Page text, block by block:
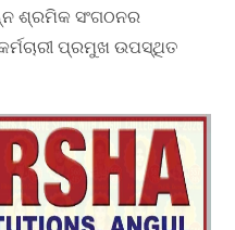
ଶ୍ରମିକ ସଂଗଠନର
ପ୍ରମୁଖ ଉପସ୍ଥିତ